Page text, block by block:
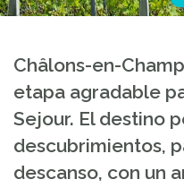
Châlons-en-
etapa agradable
Sejour. El destino
descubrimientos,
descanso, con un